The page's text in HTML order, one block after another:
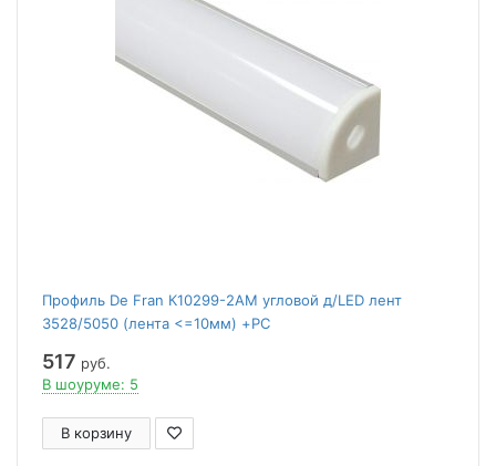
Профиль De Fran К10299-2AM угловой д/LED лент
3528/5050 (лента <=10мм) +PС
517 руб.
В шоуруме: 5
В корзину